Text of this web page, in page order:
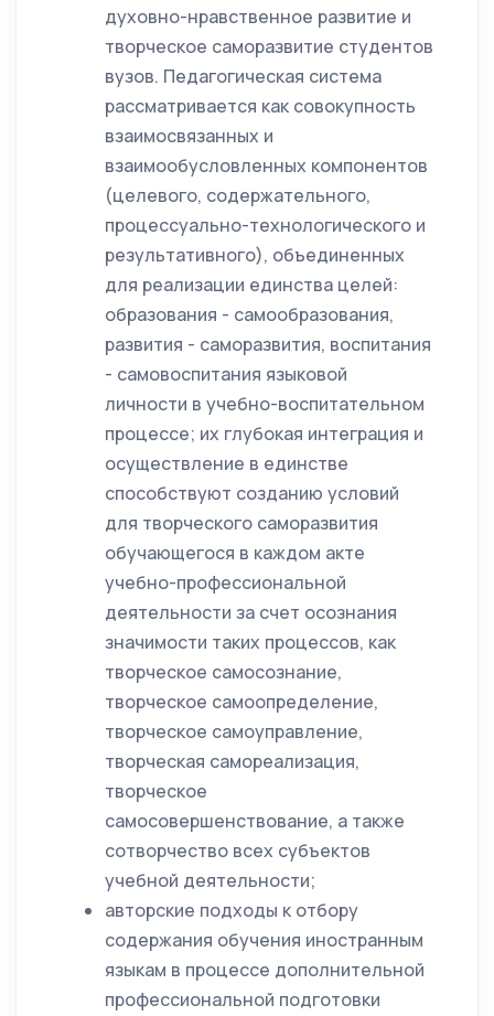
духовно-нравственное развитие и
творческое саморазвитие студентов
вузов. Педагогическая система
рассматривается как совокупность
взаимосвязанных и
взаимообусловленных компонентов
(целевого, содержательного,
процессуально-технологического и
результативного), объединенных
для реализации единства целей:
образования - самообразования,
развития - саморазвития, воспитания
- самовоспитания языковой
личности в учебно-воспитательном
процессе; их глубокая интеграция и
осуществление в единстве
способствуют созданию условий
для творческого саморазвития
обучающегося в каждом акте
учебно-профессиональной
деятельности за счет осознания
значимости таких процессов, как
творческое самосознание,
творческое самоопределение,
творческое самоуправление,
творческая самореализация,
творческое
самосовершенствование, а также
сотворчество всех субъектов
учебной деятельности;
авторские подходы к отбору
содержания обучения иностранным
языкам в процессе дополнительной
профессиональной подготовки